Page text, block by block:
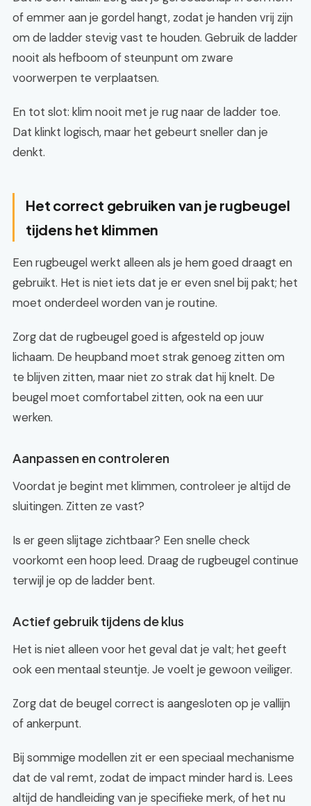
of emmer aan je gordel hangt, zodat je handen vrij zijn
om de ladder stevig vast te houden. Gebruik de ladder
nooit als hefboom of steunpunt om zware
voorwerpen te verplaatsen.
En tot slot: klim nooit met je rug naar de ladder toe.
Dat klinkt logisch, maar het gebeurt sneller dan je
denkt.
Het correct gebruiken van je rugbeugel
tijdens het klimmen
Een rugbeugel werkt alleen als je hem goed draagt en
gebruikt. Het is niet iets dat je er even snel bij pakt; het
moet onderdeel worden van je routine.
Zorg dat de rugbeugel goed is afgesteld op jouw
lichaam. De heupband moet strak genoeg zitten om
te blijven zitten, maar niet zo strak dat hij knelt. De
beugel moet comfortabel zitten, ook na een uur
werken.
Aanpassen en controleren
Voordat je begint met klimmen, controleer je altijd de
sluitingen. Zitten ze vast?
Is er geen slijtage zichtbaar? Een snelle check
voorkomt een hoop leed. Draag de rugbeugel continue
terwijl je op de ladder bent.
Actief gebruik tijdens de klus
Het is niet alleen voor het geval dat je valt; het geeft
ook een mentaal steuntje. Je voelt je gewoon veiliger.
Zorg dat de beugel correct is aangesloten op je vallijn
of ankerpunt.
Bij sommige modellen zit er een speciaal mechanisme
dat de val remt, zodat de impact minder hard is. Lees
altijd de handleiding van je specifieke merk, of het nu